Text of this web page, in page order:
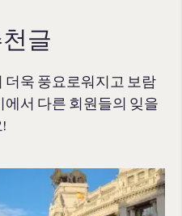
글
더욱 풍요로워지고 보람
서 다른 회원들의 잊을